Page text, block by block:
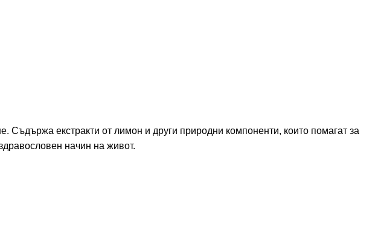
екстракти от лимон и други природни компоненти, които помагат за
начин на живот.